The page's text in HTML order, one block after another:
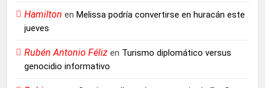
Hamilton en Melissa podría convertirse en huracán este
jueves
Rubén Antonio Féliz en Turismo diplomático versus
genocidio informativo